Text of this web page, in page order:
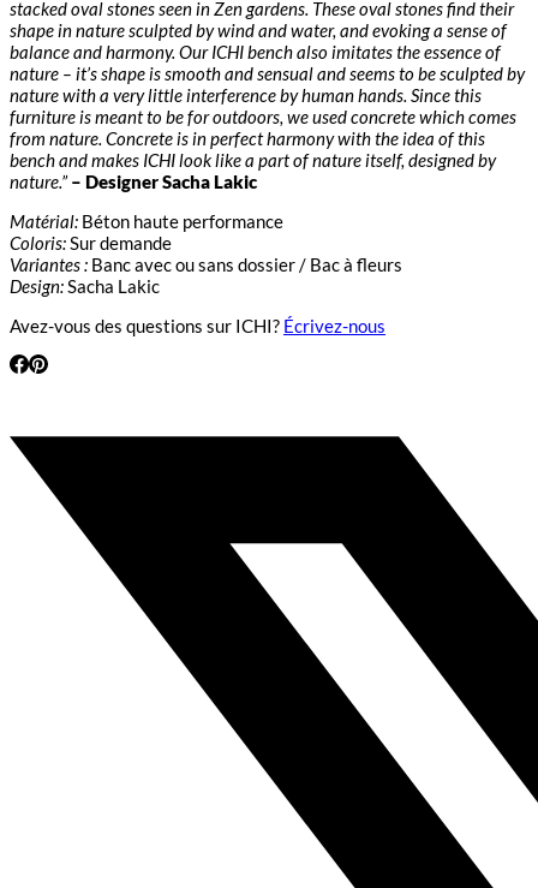
stacked oval stones seen in Zen gardens. These oval stones find their
shape in nature sculpted by wind and water, and evoking a sense of
balance and harmony. Our ICHI bench also imitates the essence of
nature – it’s shape is smooth and sensual and seems to be sculpted by
nature with a very little interference by human hands. Since this
furniture is meant to be for outdoors, we used concrete which comes
from nature. Concrete is in perfect harmony with the idea of this
bench and makes ICHI look like a part of nature itself, designed by
nature.” – Designer Sacha Lakic
Matérial: Béton haute performance
Coloris:Sur demande
Variantes : Banc avec ou sans dossier / Bac à fleurs
Design:Sacha Lakic
Avez-vous des questions sur ICHI? Écrivez-nous